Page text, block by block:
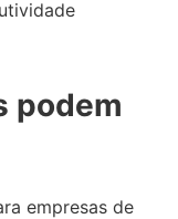
podem
empresas de